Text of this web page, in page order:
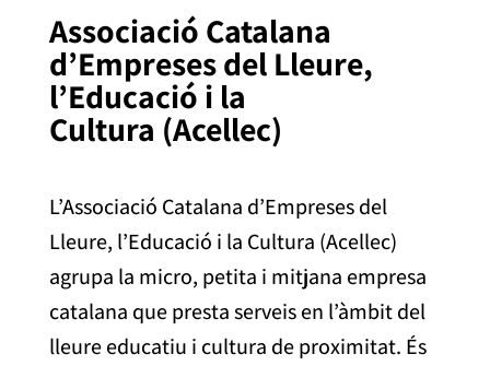
Associació Catalana
d’Empreses del Lleure,
l’Educació i la
Cultura (Acellec)
L’Associació Catalana d’Empreses del
Lleure, l’Educació i la Cultura (Acellec)
agrupa la micro, petita i mitjana empresa
catalana que presta serveis en l’àmbit del
lleure educatiu i cultura de proximitat. És